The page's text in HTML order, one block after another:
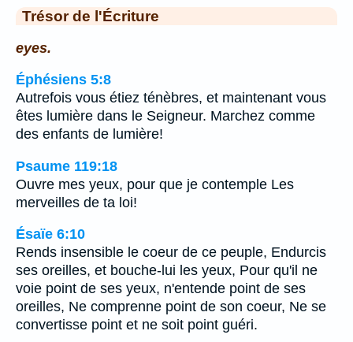
Trésor de l'Écriture
eyes.
Éphésiens 5:8
Autrefois vous étiez ténèbres, et maintenant vous
êtes lumière dans le Seigneur. Marchez comme
des enfants de lumière!
Psaume 119:18
Ouvre mes yeux, pour que je contemple Les
merveilles de ta loi!
Ésaïe 6:10
Rends insensible le coeur de ce peuple, Endurcis
ses oreilles, et bouche-lui les yeux, Pour qu'il ne
voie point de ses yeux, n'entende point de ses
oreilles, Ne comprenne point de son coeur, Ne se
convertisse point et ne soit point guéri.